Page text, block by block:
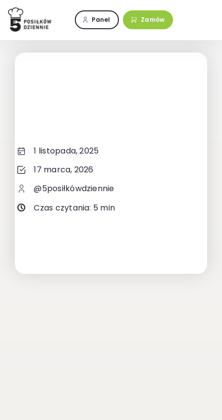
Przejdź
zawartości
Panel Zamów
1 listopada, 2025
17 marca, 2026
@5posiłkówdziennie
Czas czytania: 5 min